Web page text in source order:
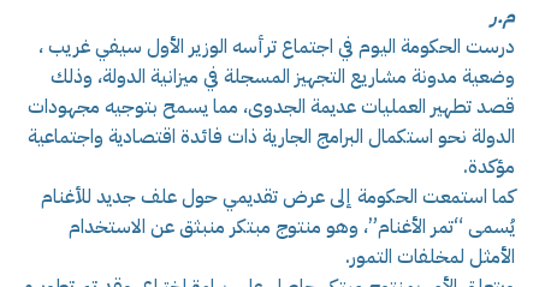
م.ر
درست الحكومة اليوم في اجتماع ترأسه الوزير الأول سيفي غريب ،
وضعية مدونة مشاريع التجهيز المسجلة في ميزانية الدولة، وذلك
قصد تطهير العمليات عديمة الجدوى، مما يسمح بتوجيه مجهودات
الدولة نحو استكمال البرامج الجارية ذات فائدة اقتصادية واجتماعية
مؤكدة.
كما استمعت الحكومة إلى عرض تقديمي حول علف جديد للأغنام
يُسمى “تمر الأغنام”، وهو منتوج مبتكر منبثق عن الاستخدام
الأمثل لمخلفات التمور.